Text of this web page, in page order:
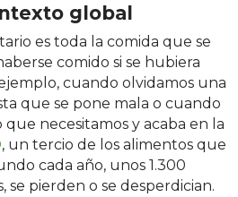
global
es toda la comida que se
comido si se hubiera
cuando olvidamos una
que se pone mala o cuando
necesitamos y acaba en la
, un tercio de los alimentos que
cada año, unos 1.300
se pierden o se desperdician.